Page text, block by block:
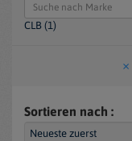
CLB (1)
Sortieren nach :